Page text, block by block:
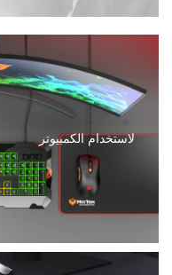
لاستخدام الكمبيوتر